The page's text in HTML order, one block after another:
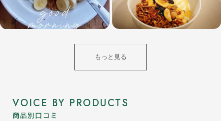
もっと見る
VOICE BY PRODUCTS
商品別口コミ